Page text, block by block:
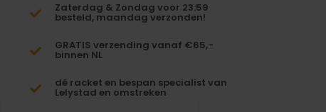
Zaterdag & Zondag voor 23:59
besteld, maandag verzonden!
GRATIS verzending vanaf €65,-
binnen NL
dé racket en bespan specialist van
Lelystad en omstreken